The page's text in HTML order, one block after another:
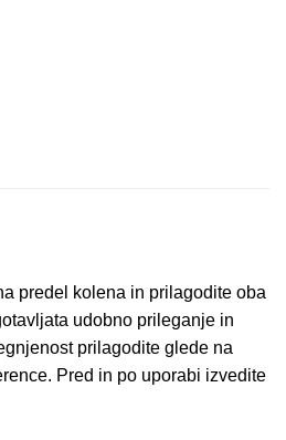
predel kolena in prilagodite oba
udobno prileganje in
prilagodite glede na
Pred in po uporabi izvedite